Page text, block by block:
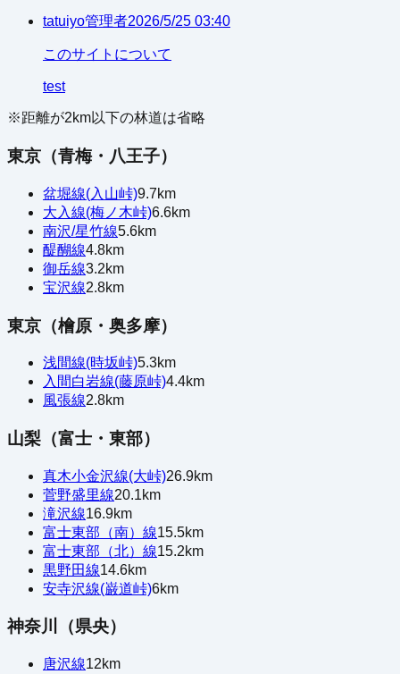
tatuiyo管理者2026/5/25 03:40
このサイトについて
test
※距離が2km以下の林道は省略
東京（青梅・八王子）
盆堀線(入山峠)9.7km
大入線(梅ノ木峠)6.6km
南沢/星竹線5.6km
醍醐線4.8km
御岳線3.2km
宝沢線2.8km
東京（檜原・奥多摩）
浅間線(時坂峠)5.3km
入間白岩線(藤原峠)4.4km
風張線2.8km
山梨（富士・東部）
真木小金沢線(大峠)26.9km
菅野盛里線20.1km
滝沢線16.9km
富士東部（南）線15.5km
富士東部（北）線15.2km
黒野田線14.6km
安寺沢線(巌道峠)6km
神奈川（県央）
唐沢線12km